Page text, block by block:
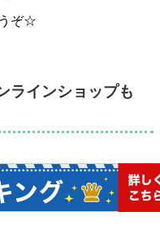
ぞ☆
ラインショップも